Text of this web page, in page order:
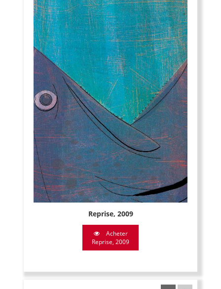
Reprise, 2009
Acheter
Reprise, 2009